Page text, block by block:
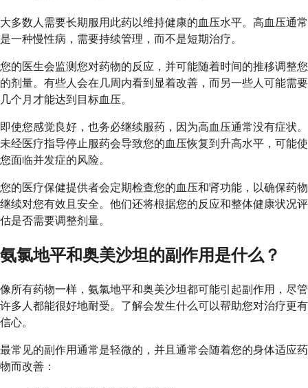
大多数人需要长期服用此药以维持健康的血压水平。高血压通常
是一种慢性病，需要持续管理，而不是短期治疗。
您的医生会监测您对药物的反应，并可能随着时间的推移调整您
的剂量。有些人会在几周内看到显着改善，而另一些人可能需要
几个月才能达到目标血压。
即使您感觉良好，也务必继续服药，因为高血压通常没有症状。
未经医疗指导停止服药会导致您的血压恢复到升高水平，可能使
您面临并发症的风险。
您的医疗保健提供者会定期检查您的血压和肾功能，以确保药物
继续对您有效且安全。他们还将根据您的反应和整体健康状况评
估是否需要调整剂量。
氨氯地平和奥美沙坦的副作用是什么？
像所有药物一样，氨氯地平和奥美沙坦都可能引起副作用，尽管
许多人都能很好地耐受。了解会发生什么可以帮助您对治疗更有
信心。
最常见的副作用通常是轻微的，并且通常会随着您的身体适应药
物而改善：